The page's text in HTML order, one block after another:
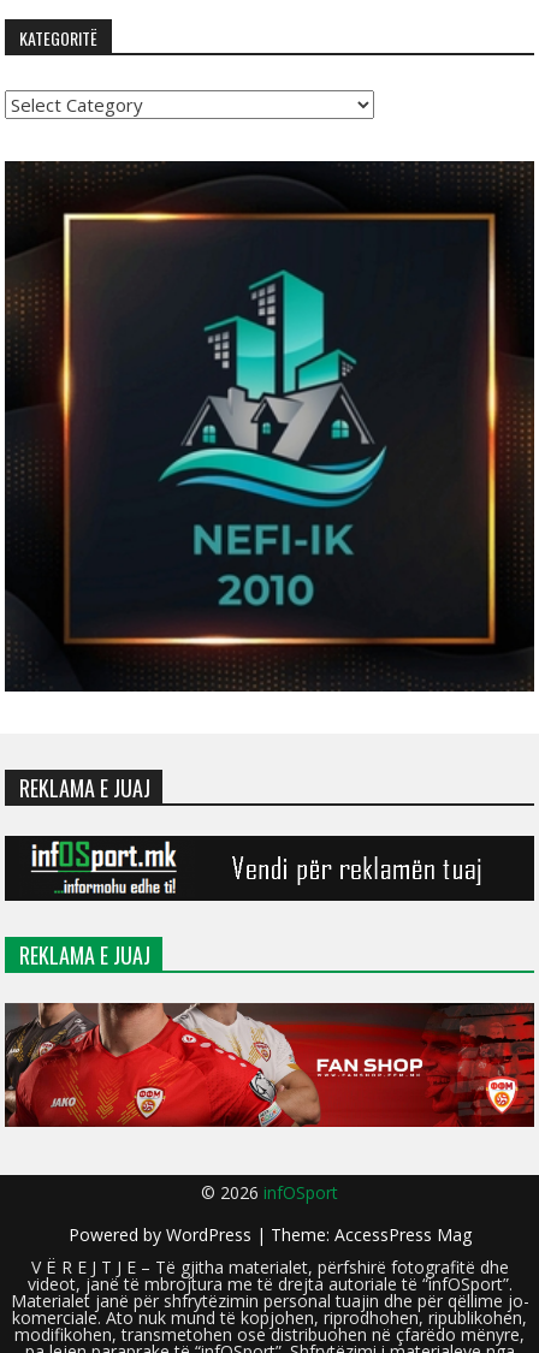
KATEGORITË
Kategoritë
REKLAMA E JUAJ
REKLAMA E JUAJ
© 2026 infOSport
Powered by WordPress | Theme: AccessPress Mag
V Ë R E J T J E – Të gjitha materialet, përfshirë fotografitë dhe
videot, janë të mbrojtura me të drejta autoriale të “infOSport”.
Materialet janë për shfrytëzimin personal tuajin dhe për qëllime jo-
komerciale. Ato nuk mund të kopjohen, riprodhohen, ripublikohen,
modifikohen, transmetohen ose distribuohen në çfarëdo mënyre,